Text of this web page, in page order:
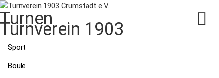
Turnverein 1903
Crumstadt e.V.
Sport
Boule
Turnen
Aktuelles